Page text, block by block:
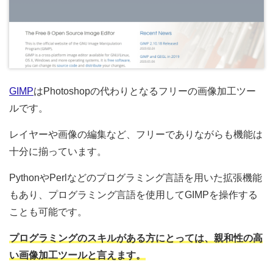
GIMPはPhotoshopの代わりとなるフリーの画像加工ツー
ルです。
レイヤーや画像の編集など、フリーでありながらも機能は
十分に揃っています。
PythonやPerlなどのプログラミング言語を用いた拡張機能
もあり、プログラミング言語を使用してGIMPを操作する
ことも可能です。
プログラミングのスキルがある方にとっては、親和性の高
い画像加工ツールと言えます。